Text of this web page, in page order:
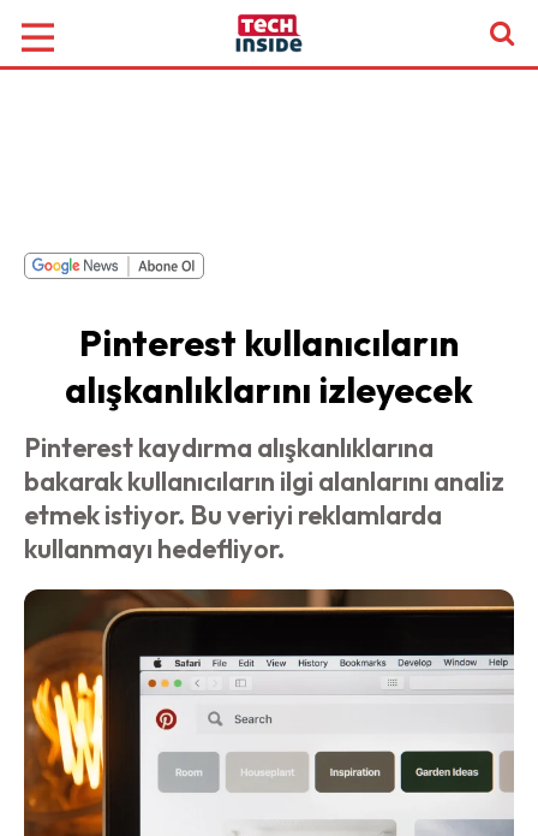
Pinterest kullanıcıların
alışkanlıklarını izleyecek
Pinterest kaydırma alışkanlıklarına
bakarak kullanıcıların ilgi alanlarını analiz
etmek istiyor. Bu veriyi reklamlarda
kullanmayı hedefliyor.